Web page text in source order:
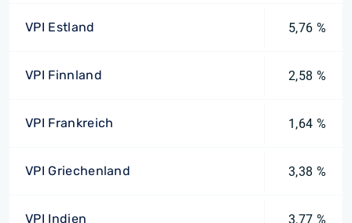
VPI Estland 5,76 %
VPI Finnland 2,58 %
VPI Frankreich 1,64 %
VPI Griechenland 3,38 %
VPI Indien 3,77 %